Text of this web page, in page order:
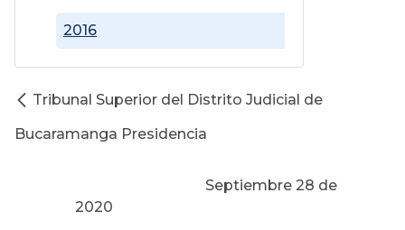
2016
Tribunal Superior del Distrito Judicial de
Bucaramanga Presidencia
Septiembre 28 de
2020